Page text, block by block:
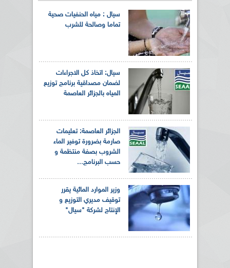
سيال : مياه الحنفيات صحية
تماما وصالحة للشرب
سيال: اتخاذ كل الاجراءات
لضمان مصداقية برنامج توزيع
المياه بالجزائر العاصمة
الجزائر العاصمة: تعليمات
صارمة بضرورة توفير الماء
الشروب بصفة منتظمة و
حسب البرنامج...
وزير الموارد المائية يقرر
توقيف مديري التوزيع و
الإنتاج لشركة "سيال"